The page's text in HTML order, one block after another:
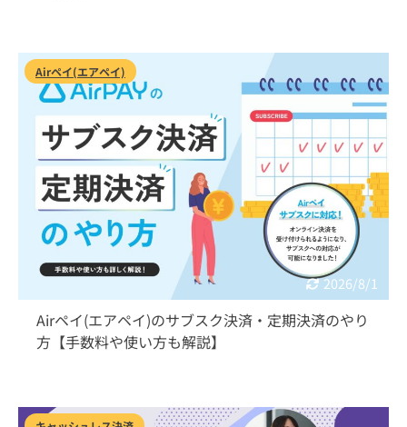
2026/8/1
Airペイ(エアペイ)
Airペイ(エアペイ)のサブスク決済・定期決済のやり
方【手数料や使い方も解説】